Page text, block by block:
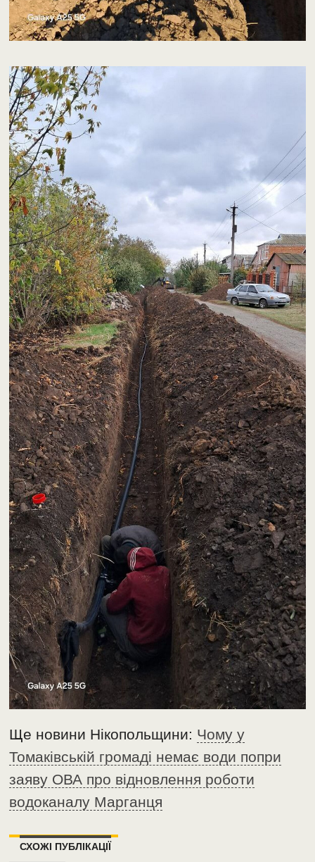
Ще новини Нікопольщини: Чому у
Томаківській громаді немає води попри
заяву ОВА про відновлення роботи
водоканалу Марганця
СХОЖІ ПУБЛІКАЦІЇ